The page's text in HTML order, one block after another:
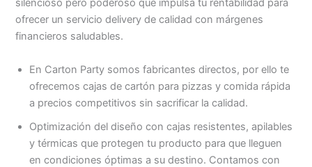
silencioso pero poderoso que impulsa tu rentabilidad para
ofrecer un servicio delivery de calidad con márgenes
financieros saludables.
En Carton Party somos fabricantes directos, por ello te
ofrecemos cajas de cartón para pizzas y comida rápida
a precios competitivos sin sacrificar la calidad.
Optimización del diseño con cajas resistentes, apilables
y térmicas que protegen tu producto para que lleguen
en condiciones óptimas a su destino. Contamos con